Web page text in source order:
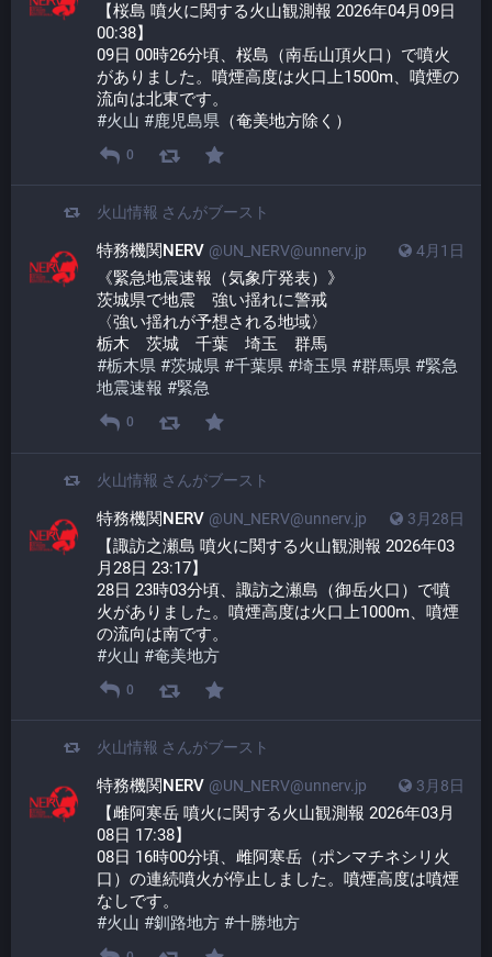
【桜島 噴火に関する火山観測報 2026年04月09日
00:38】
09日 00時26分頃、桜島（南岳山頂火口）で噴火
がありました。噴煙高度は火口上1500m、噴煙の
流向は北東です。
#火山 #鹿児島県 （奄美地方除く）
0
火山情報 さんがブースト
4月1日
特務機関NERV @UN_NERV@unnerv.jp
《緊急地震速報（気象庁発表）》
茨城県で地震　強い揺れに警戒
〈強い揺れが予想される地域〉
栃木　茨城　千葉　埼玉　群馬
#栃木県 #茨城県 #千葉県 #埼玉県 #群馬県 #緊急
地震速報 #緊急
0
火山情報 さんがブースト
3月28日
特務機関NERV @UN_NERV@unnerv.jp
【諏訪之瀬島 噴火に関する火山観測報 2026年03
月28日 23:17】
28日 23時03分頃、諏訪之瀬島（御岳火口）で噴
火がありました。噴煙高度は火口上1000m、噴煙
の流向は南です。
#火山 #奄美地方
0
火山情報 さんがブースト
3月8日
特務機関NERV @UN_NERV@unnerv.jp
【雌阿寒岳 噴火に関する火山観測報 2026年03月
08日 17:38】
08日 16時00分頃、雌阿寒岳（ポンマチネシリ火
口）の連続噴火が停止しました。噴煙高度は噴煙
なしです。
#火山 #釧路地方 #十勝地方